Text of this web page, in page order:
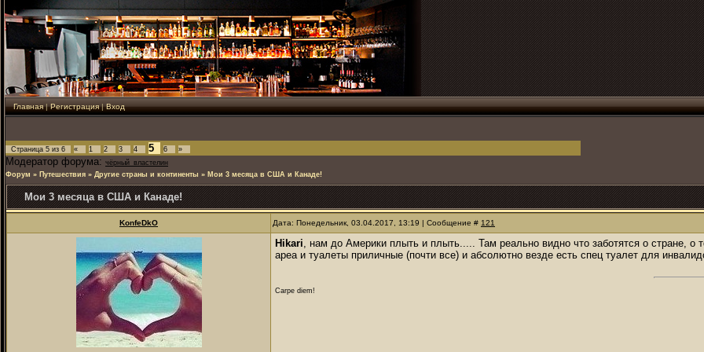
Главная|Регистрация|Вход
Страница 5 из 6 « 1 2 3 4 5 6 »
Модератор форума: чёрный_властелин
Форум » Путешествия » Другие страны и континенты » Мои 3 месяца в США и Канаде!
Мои 3 месяца в США и Канаде!
KonfeDkO Дата: Понедельник, 03.04.2017, 13:19 | Сообщение # 121
Hikari, нам до Америки плыть и плыть..... Там реально видно что заботятся о стране,
ареа и туалеты приличные (почти все) и абсолютно везде есть спец туалет для
Carpe diem!